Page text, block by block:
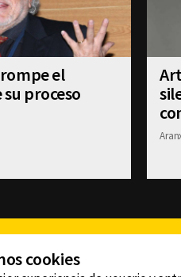
el
proceso
cookies